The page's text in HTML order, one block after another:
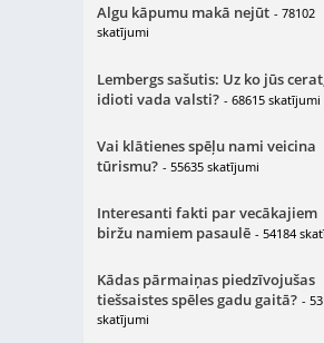
Algu kāpumu makā nejūt - 78102
skatījumi
Lembergs sašutis: Uz ko jūs
idioti vada valsti? - 68615 skatījumi
Vai klātienes spēļu nami veicina
tūrismu? - 55635 skatījumi
Interesanti fakti par vecākajiem
biržu namiem pasaulē - 54184
Kādas pārmaiņas piedzīvojušas
tiešsaistes spēles gadu gaitā? -
skatījumi